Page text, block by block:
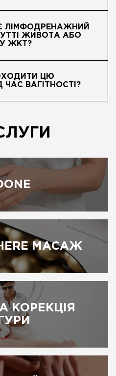
ЛІМФОДРЕНАЖНИЙ
ЖИВОТА АБО
ЖКТ?
ЦЮ
ЧАС ВАГІТНОСТІ?
МАСАЖ
КОРЕКЦІЯ